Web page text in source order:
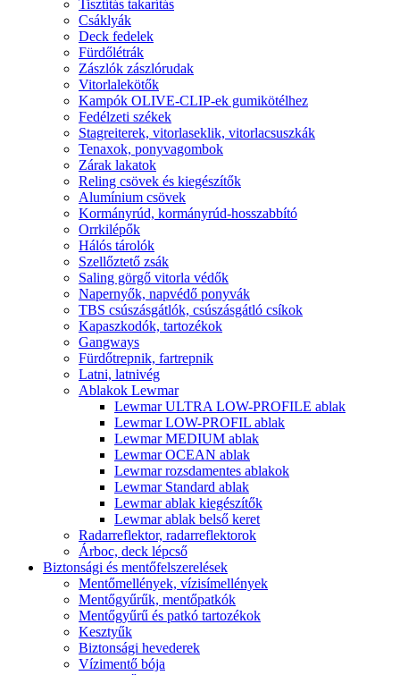
Tisztítás takarítás
Csáklyák
Deck fedelek
Fürdőlétrák
Zászlók zászlórudak
Vitorlalekötők
Kampók OLIVE-CLIP-ek gumikötélhez
Fedélzeti székek
Stagreiterek, vitorlaseklik, vitorlacsuszkák
Tenaxok, ponyvagombok
Zárak lakatok
Reling csövek és kiegészítők
Alumínium csövek
Kormányrúd, kormányrúd-hosszabbító
Orrkilépők
Hálós tárolók
Szellőztető zsák
Saling görgő vitorla védők
Napernyők, napvédő ponyvák
TBS csúszásgátlók, csúszásgátló csíkok
Kapaszkodók, tartozékok
Gangways
Fürdőtrepnik, fartrepnik
Latni, latnivég
Ablakok Lewmar
Lewmar ULTRA LOW-PROFILE ablak
Lewmar LOW-PROFIL ablak
Lewmar MEDIUM ablak
Lewmar OCEAN ablak
Lewmar rozsdamentes ablakok
Lewmar Standard ablak
Lewmar ablak kiegészítők
Lewmar ablak belső keret
Radarreflektor, radarreflektorok
Árboc, deck lépcső
Biztonsági és mentőfelszerelések
Mentőmellények, vízisímellények
Mentőgyűrűk, mentőpatkók
Mentőgyűrű és patkó tartozékok
Kesztyűk
Biztonsági hevederek
Vízimentő bója